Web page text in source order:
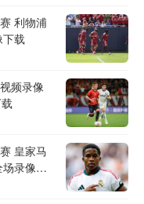
利物浦
下载
频录像
皇家马
录像下